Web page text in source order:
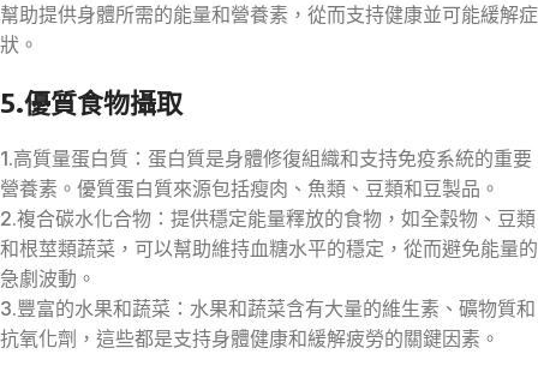
幫助提供身體所需的能量和營養素，從而支持健康並可能緩解症
狀。
5.優質食物攝取
1.高質量蛋白質：蛋白質是身體修復組織和支持免疫系統的重要
營養素。優質蛋白質來源包括瘦肉、魚類、豆類和豆製品。
2.複合碳水化合物：提供穩定能量釋放的食物，如全穀物、豆類
和根莖類蔬菜，可以幫助維持血糖水平的穩定，從而避免能量的
急劇波動。
3.豐富的水果和蔬菜：水果和蔬菜含有大量的維生素、礦物質和
抗氧化劑，這些都是支持身體健康和緩解疲勞的關鍵因素。